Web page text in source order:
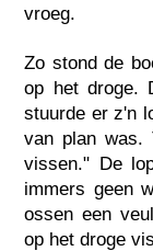
vroeg.
Zo stond de
op het droge.
stuurde er z'n
van plan was.
vissen." De
immers geen
ossen een
op het droge